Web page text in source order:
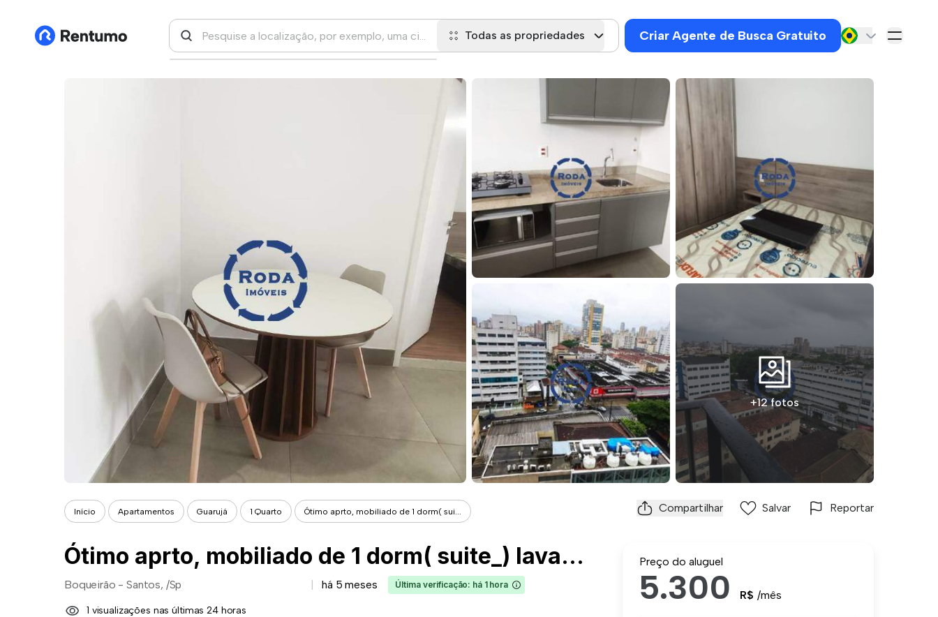
Todas as propriedades Criar Agente de Busca Gratuito
+12 fotos
Início Apartamentos Guarujá 1 Quarto Ótimo aprto, mobiliado de 1 dorm( sui... Compartilhar Salvar Reportar
Ótimo aprto, mobiliado de 1 dorm( suite_) lavabo, sala cozinha e sacada gourmet. 1 vaga demarcada.
Boqueirão - Santos, /Sp há 5 meses Última verificação: há 1 hora
1 visualizações nas últimas 24 horas
Preço do aluguel
5.300 R$ /mês